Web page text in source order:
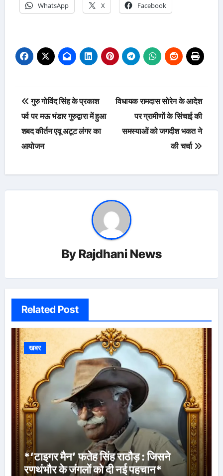
WhatsApp X Facebook
Post
navigation
गुरु गोविंद सिंह के प्रकाश
पर्व पर मऊ भंडार गुरुद्वारा में हुआ
शबद कीर्तन एवू अटूट लंगर का
आयोजन
विधायक रामदास सोरेन के आदेश
पर ग्रामीणों के सिंचाई की
समस्याओं को जगदीश भकत ने
की चर्चा
By Rajdhani News
Related Post
खबर
*‘टाइगर मैन’ फतेह सिंह राठौड़ : जिसने
रणथंभौर के जंगलों को दी नई पहचान*